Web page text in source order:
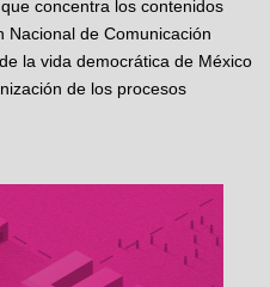
concentra los contenidos
Nacional de Comunicación
la vida democrática de México
de los procesos